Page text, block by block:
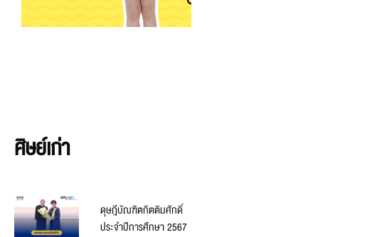
ศิษย์เก่า
ดุษฎีบัณฑิตกิตติมศักดิ์
ประจำปีการศึกษา 2567